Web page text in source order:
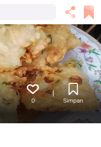
0 Simpan